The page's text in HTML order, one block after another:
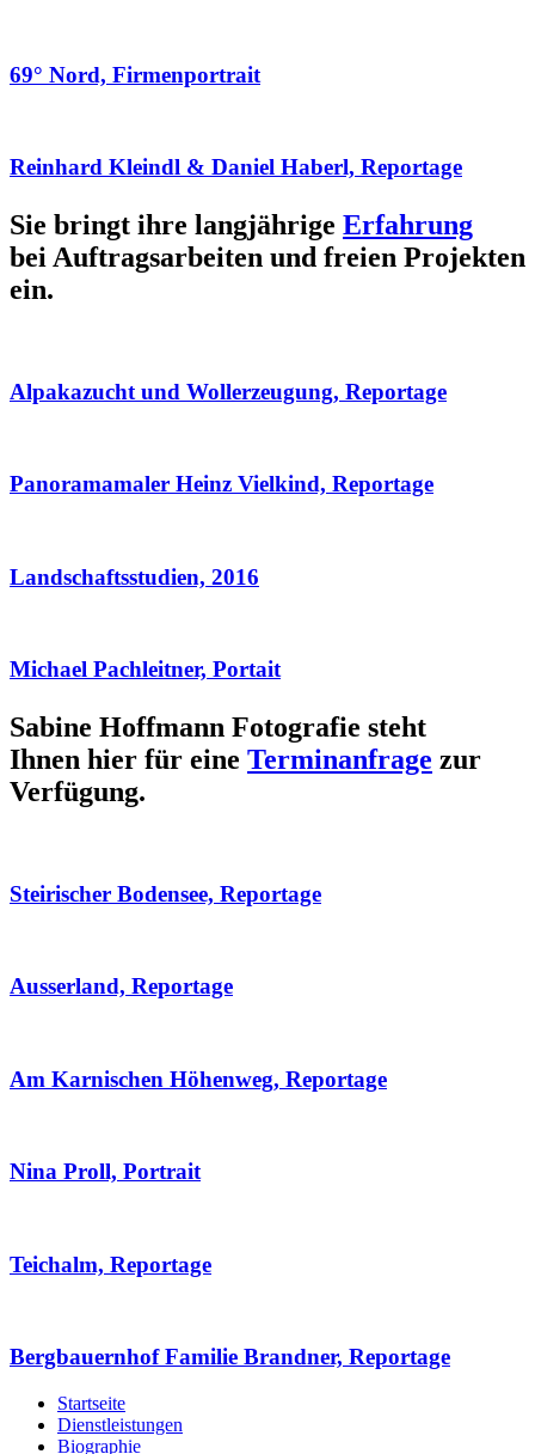
69° Nord, Firmenportrait
Reinhard Kleindl & Daniel Haberl, Reportage
Sie bringt ihre langjährige Erfahrung
bei Auftragsarbeiten und freien Projekten
ein.
Alpakazucht und Wollerzeugung, Reportage
Panoramamaler Heinz Vielkind, Reportage
Landschaftsstudien, 2016
Michael Pachleitner, Portait
Sabine Hoffmann Fotografie steht
Ihnen hier für eine Terminanfrage zur
Verfügung.
Steirischer Bodensee, Reportage
Ausserland, Reportage
Am Karnischen Höhenweg, Reportage
Nina Proll, Portrait
Teichalm, Reportage
Bergbauernhof Familie Brandner, Reportage
Startseite
Dienstleistungen
Biographie